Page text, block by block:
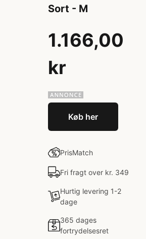
Sort - M
1.166,00
kr
Køb her
PrisMatch
Fri fragt over kr. 349
Hurtig levering 1-2
dage
365 dages
fortrydelsesret